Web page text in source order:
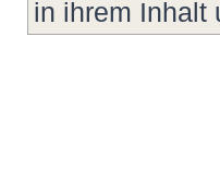
in ihrem Inhalt